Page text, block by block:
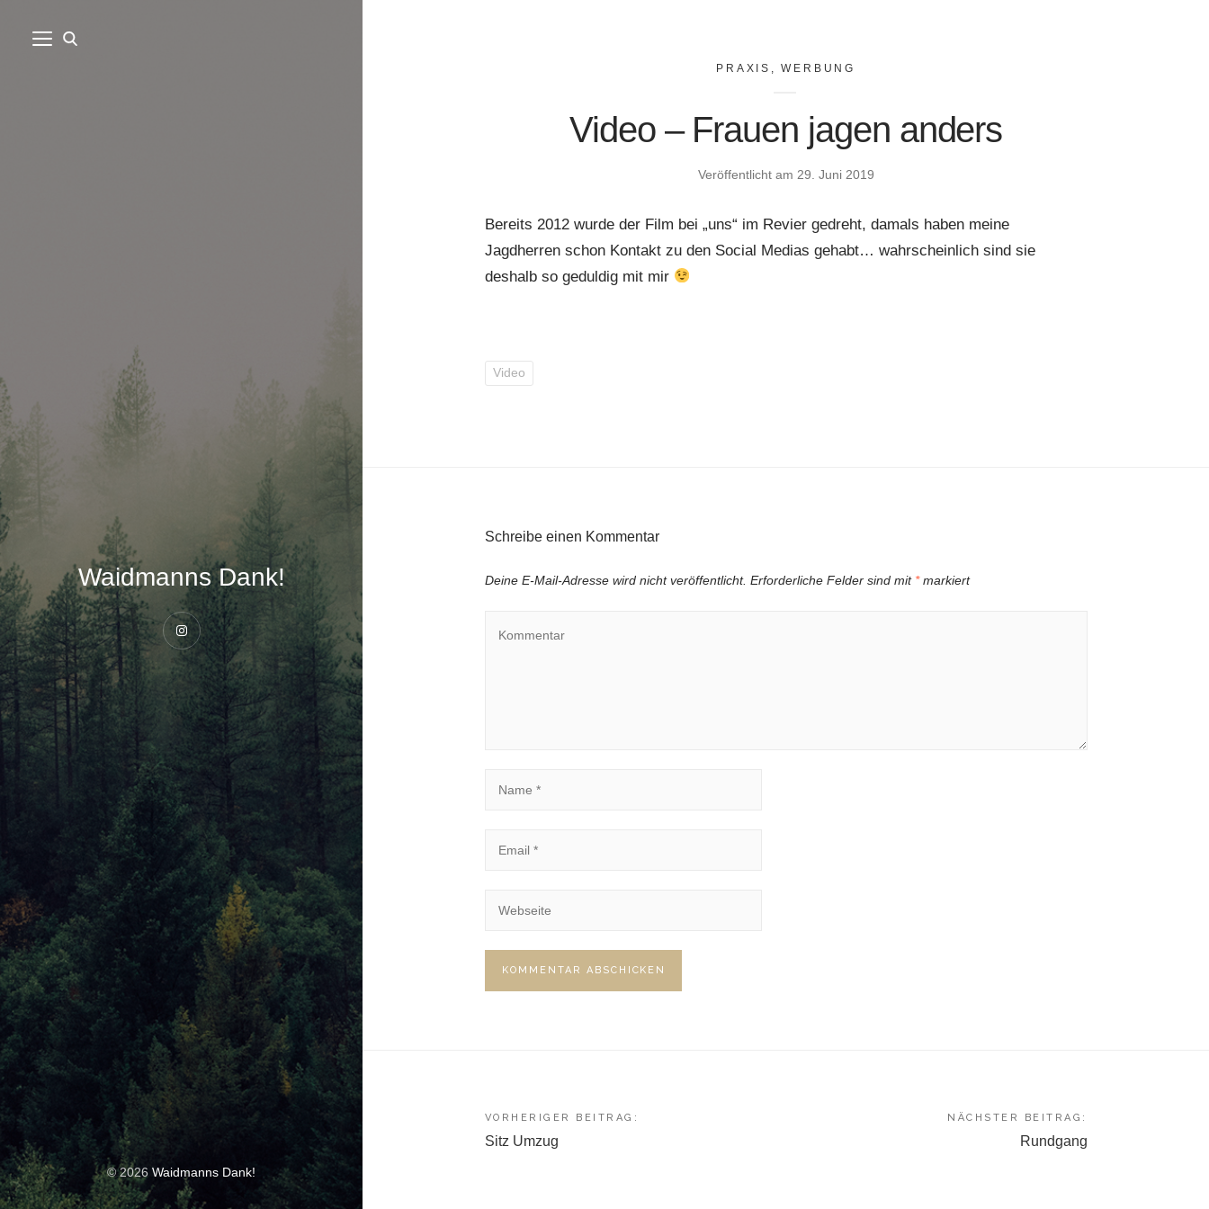
Waidmanns Dank!
Instagram
© 2026Waidmanns Dank!
PRAXIS ,WERBUNG
Video – Frauen jagen anders
Veröffentlicht am 29. Juni 2019
Bereits 2012 wurde der Film bei „uns“ im Revier gedreht, damals haben meine
Jagdherren schon Kontakt zu den Social Medias gehabt… wahrscheinlich sind sie
deshalb so geduldig mit mir
Video
Schreibe einen Kommentar
Deine E-Mail-Adresse wird nicht veröffentlicht. Erforderliche Felder sind mit *markiert
Beitragsnavigation
VORHERIGER BEITRAG:
Sitz Umzug
NÄCHSTER BEITRAG:
Rundgang